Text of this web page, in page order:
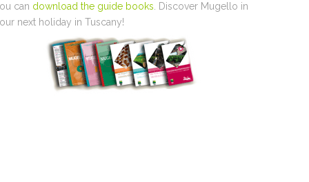
can download the guide books. Discover Mugello in
next holiday in Tuscany!